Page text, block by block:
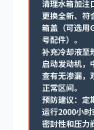
清理水箱加注
更换全新、符
箱盖（可选
号配件）。
补充冷却液至
启动发动机，
查有无渗漏，
正常区间。
预防建议： 定
运行2000小
密封性和压力